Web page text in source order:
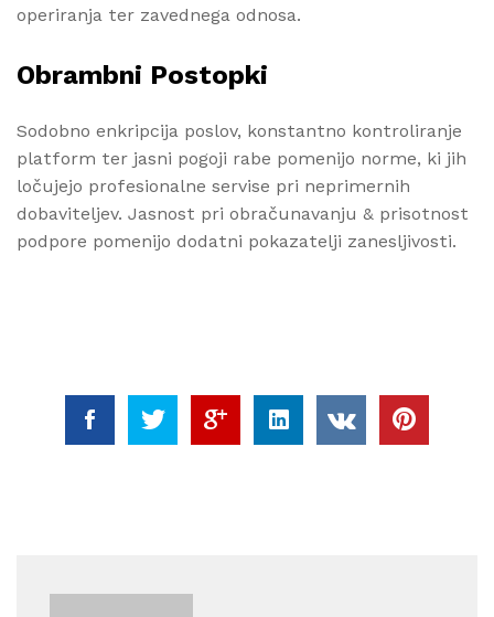
operiranja ter zavednega odnosa.
Obrambni Postopki
Sodobno enkripcija poslov, konstantno kontroliranje
platform ter jasni pogoji rabe pomenijo norme, ki jih
ločujejo profesionalne servise pri neprimernih
dobaviteljev. Jasnost pri obračunavanju & prisotnost
podpore pomenijo dodatni pokazatelji zanesljivosti.